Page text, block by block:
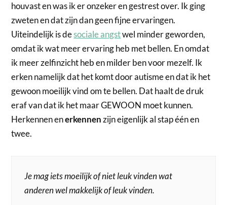
houvast en was ik er onzeker en gestrest over. Ik ging
zweten en dat zijn dan geen fijne ervaringen.
Uiteindelijk is desociale angstwel minder geworden,
omdat ik wat meer ervaring heb met bellen. En omdat
ik meer zelfinzicht heb en milder ben voor mezelf. Ik
erken namelijk dat het komt door autisme en dat ik het
gewoon moeilijk vind om te bellen. Dat haalt de druk
eraf van dat ik het maar GEWOON moet kunnen.
Herkennen enerkennenzijn eigenlijk al stap één en
twee.
Je mag iets moeilijk of niet leuk vinden wat
anderen wel makkelijk of leuk vinden.